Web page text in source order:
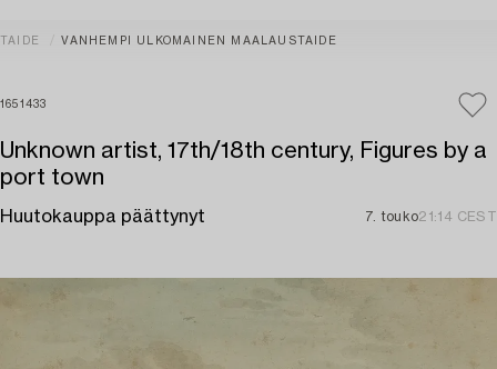
TAIDE VANHEMPI ULKOMAINEN MAALAUSTAIDE
1651433
Unknown artist, 17th/18th century, Figures by a
port town
Huutokauppa päättynyt 7. touko21:14 CEST